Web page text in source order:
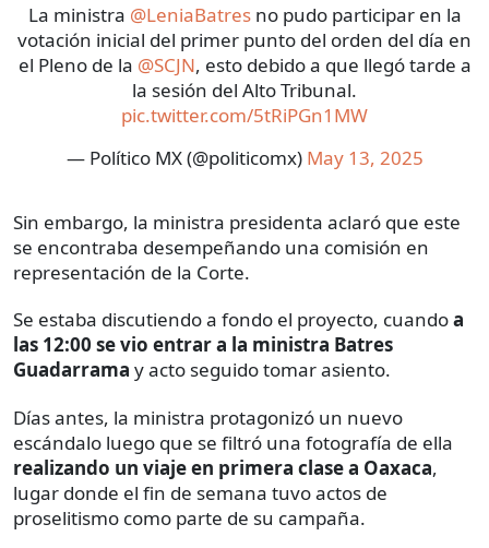
La ministra @LeniaBatresno pudo participar en la
votación inicial del primer punto del orden del día en
el Pleno de la @SCJN, esto debido a que llegó tarde a
la sesión del Alto Tribunal.
pic.twitter.com/5tRiPGn1MW
— Político MX (@politicomx) May 13, 2025
Sin embargo, la ministra presidenta aclaró que este
se encontraba desempeñando una comisión en
representación de la Corte.
Se estaba discutiendo a fondo el proyecto, cuandoa
las 12:00 se vio entrar a la ministra Batres
Guadarrama y acto seguido tomar asiento.
Días antes, la ministra protagonizó un nuevo
escándalo luego que se filtró una fotografía de ella
realizando un viaje en primera clase a Oaxaca,
lugar donde el fin de semana tuvo actos de
proselitismo como parte de su campaña.